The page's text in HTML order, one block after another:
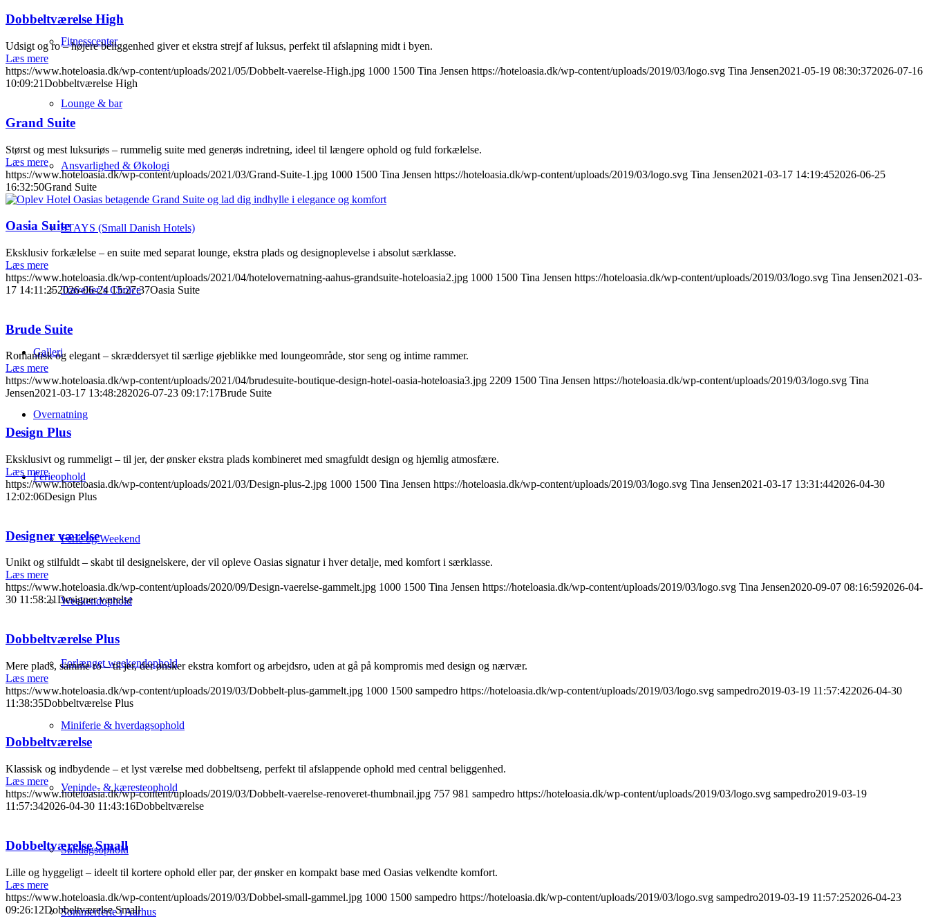
Fitnesscenter
Lounge & bar
Ansvarlighed & Økologi
STAYS (Small Danish Hotels)
Traveller’s Choice
Galleri
Overnatning
Ferieophold
Ferie og Weekend
Weekendophold
Forlænget weekendophold
Miniferie & hverdagsophold
Veninde- & kæresteophold
Søndagsophold
Sommerferie i Aarhus
Dobbeltværelse High
Udsigt og ro – højere beliggenhed giver et ekstra strejf af luksus, perfekt til afslapning midt i byen.
Læs mere
https://www.hoteloasia.dk/wp-content/uploads/2021/05/Dobbelt-vaerelse-High.jpg 1000 1500 Tina Jensen https://hoteloasia.dk/wp-content/uploads/2019/03/logo.svg Tina Jensen2021-05-19 08:30:372026-07-16
10:09:21Dobbeltværelse High
Grand Suite
Størst og mest luksuriøs – rummelig suite med generøs indretning, ideel til længere ophold og fuld forkælelse.
Læs mere
https://www.hoteloasia.dk/wp-content/uploads/2021/03/Grand-Suite-1.jpg 1000 1500 Tina Jensen https://hoteloasia.dk/wp-content/uploads/2019/03/logo.svg Tina Jensen2021-03-17 14:19:452026-06-25
16:32:50Grand Suite
Oasia Suite
Eksklusiv forkælelse – en suite med separat lounge, ekstra plads og designoplevelse i absolut særklasse.
Læs mere
https://www.hoteloasia.dk/wp-content/uploads/2021/04/hotelovernatning-aahus-grandsuite-hoteloasia2.jpg 1000 1500 Tina Jensen https://hoteloasia.dk/wp-content/uploads/2019/03/logo.svg Tina Jensen2021-03-
17 14:11:252026-06-24 15:27:37Oasia Suite
Brude Suite
Romantisk og elegant – skræddersyet til særlige øjeblikke med loungeområde, stor seng og intime rammer.
Læs mere
https://www.hoteloasia.dk/wp-content/uploads/2021/04/brudesuite-boutique-design-hotel-oasia-hoteloasia3.jpg 2209 1500 Tina Jensen https://hoteloasia.dk/wp-content/uploads/2019/03/logo.svg Tina
Jensen2021-03-17 13:48:282026-07-23 09:17:17Brude Suite
Design Plus
Eksklusivt og rummeligt – til jer, der ønsker ekstra plads kombineret med smagfuldt design og hjemlig atmosfære.
Læs mere
https://www.hoteloasia.dk/wp-content/uploads/2021/03/Design-plus-2.jpg 1000 1500 Tina Jensen https://hoteloasia.dk/wp-content/uploads/2019/03/logo.svg Tina Jensen2021-03-17 13:31:442026-04-30
12:02:06Design Plus
Designer værelse
Unikt og stilfuldt – skabt til designelskere, der vil opleve Oasias signatur i hver detalje, med komfort i særklasse.
Læs mere
https://www.hoteloasia.dk/wp-content/uploads/2020/09/Design-vaerelse-gammelt.jpg 1000 1500 Tina Jensen https://hoteloasia.dk/wp-content/uploads/2019/03/logo.svg Tina Jensen2020-09-07 08:16:592026-04-
30 11:58:21Designer værelse
Dobbeltværelse Plus
Mere plads, samme ro – til jer, der ønsker ekstra komfort og arbejdsro, uden at gå på kompromis med design og nærvær.
Læs mere
https://www.hoteloasia.dk/wp-content/uploads/2019/03/Dobbelt-plus-gammelt.jpg 1000 1500 sampedro https://hoteloasia.dk/wp-content/uploads/2019/03/logo.svg sampedro2019-03-19 11:57:422026-04-30
11:38:35Dobbeltværelse Plus
Dobbeltværelse
Klassisk og indbydende – et lyst værelse med dobbeltseng, perfekt til afslappende ophold med central beliggenhed.
Læs mere
https://www.hoteloasia.dk/wp-content/uploads/2019/03/Dobbelt-vaerelse-renoveret-thumbnail.jpg 757 981 sampedro https://hoteloasia.dk/wp-content/uploads/2019/03/logo.svg sampedro2019-03-19
11:57:342026-04-30 11:43:16Dobbeltværelse
Dobbeltværelse Small
Lille og hyggeligt – ideelt til kortere ophold eller par, der ønsker en kompakt base med Oasias velkendte komfort.
Læs mere
https://www.hoteloasia.dk/wp-content/uploads/2019/03/Dobbel-small-gammel.jpg 1000 1500 sampedro https://hoteloasia.dk/wp-content/uploads/2019/03/logo.svg sampedro2019-03-19 11:57:252026-04-23
09:26:12Dobbeltværelse Small